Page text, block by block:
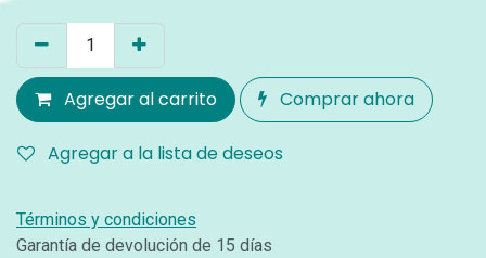
Agregar al carrito Comprar ahora
Agregar a la lista de deseos
Términos y condiciones
Garantía de devolución de 15 días